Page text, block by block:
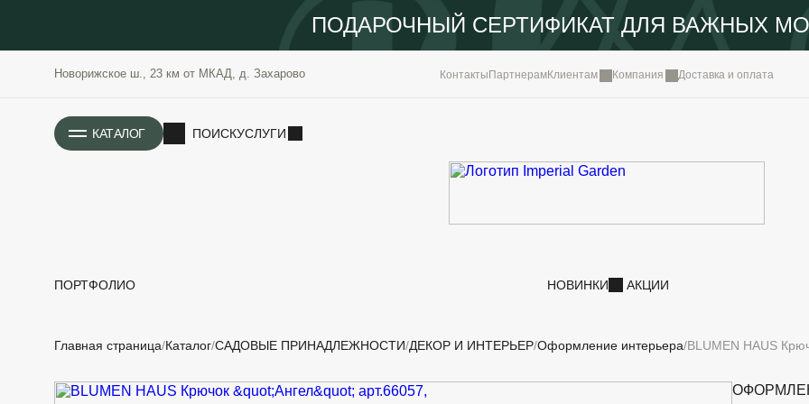
ПОДАРОЧНЫЙ СЕРТИФИКАТ ДЛЯ ВАЖНЫХ
Новорижское ш., 23 км от МКАД, д. Захарово Контакты ПартнерамКлиентам Компания Доставка и оплата
КАТАЛОГ ПОИСКУСЛУГИ
ПОРТФОЛИО НОВИНКИ АКЦИИ
РАСТЕНИЯ
ОЗЕЛЕНЕНИЕ
ИСТОРИЯ
Главная страница Каталог САДОВЫЕ ПРИНАДЛЕЖНОСТИ ДЕКОР И ИНТЕРЬЕР Оформление интерьера BLUMEN HAUS